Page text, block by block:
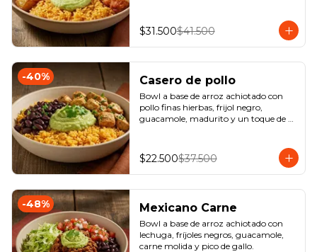
$31.500$41.500
-40% Casero de pollo
Bowl a base de arroz achiotado con
pollo finas hierbas, frijol negro,
guacamole, madurito y un toque de
$22.500$37.500
-48% Mexicano Carne
Bowl a base de arroz achiotado con
lechuga, fríjoles negros, guacamole,
carne molida y pico de gallo.